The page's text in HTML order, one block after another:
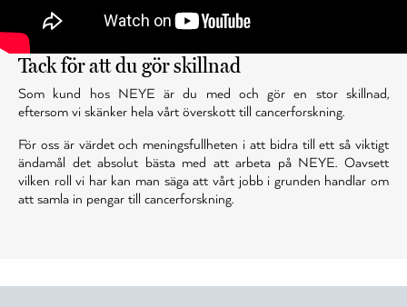
Tack för att du gör skillnad
Som kund hos NEYE är du med och gör en stor skillnad,
eftersom vi skänker hela vårt överskott till cancerforskning.
För oss är värdet och meningsfullheten i att bidra till ett så viktigt
ändamål det absolut bästa med att arbeta på NEYE. Oavsett
vilken roll vi har kan man säga att vårt jobb i grunden handlar om
att samla in pengar till cancerforskning.